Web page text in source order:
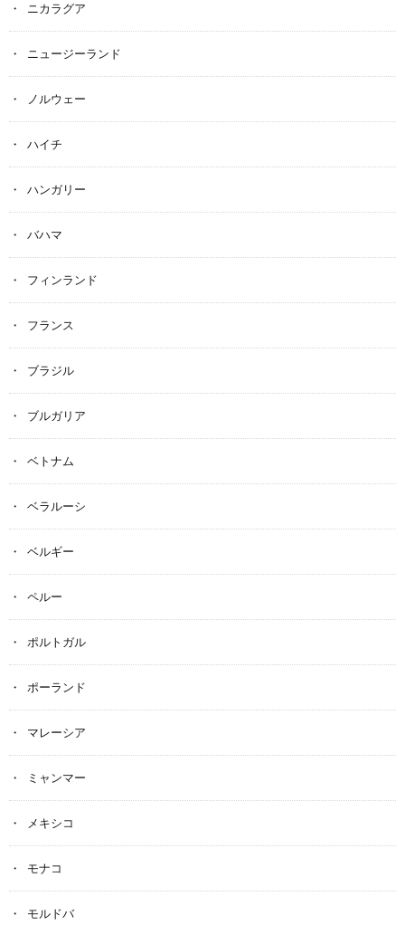
ニカラグア
ニュージーランド
ノルウェー
ハイチ
ハンガリー
バハマ
フィンランド
フランス
ブラジル
ブルガリア
ベトナム
ベラルーシ
ベルギー
ペルー
ポルトガル
ポーランド
マレーシア
ミャンマー
メキシコ
モナコ
モルドバ